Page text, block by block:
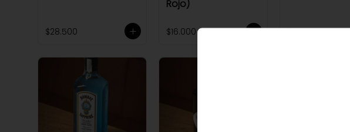
$28.500
Rojo)
$16.000 $39.900